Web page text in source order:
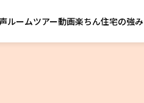
ルームツアー動画楽ちん住宅の強み